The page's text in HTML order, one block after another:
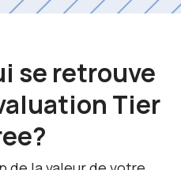
se retrouve
Tier